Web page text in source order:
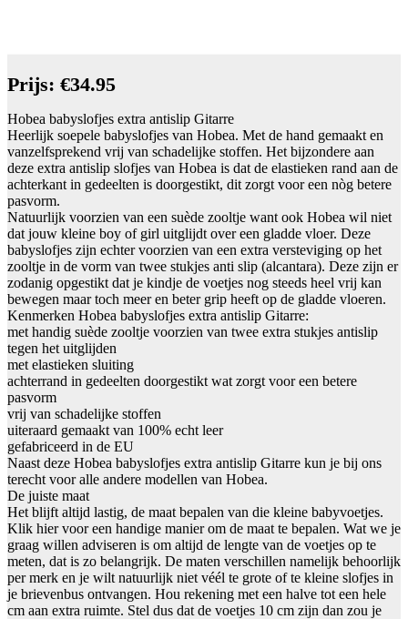
Prijs: €34.95
Hobea babyslofjes extra antislip Gitarre
Heerlijk soepele babyslofjes van Hobea. Met de hand gemaakt en
vanzelfsprekend vrij van schadelijke stoffen. Het bijzondere aan
deze extra antislip slofjes van Hobea is dat de elastieken rand aan de
achterkant in gedeelten is doorgestikt, dit zorgt voor een nòg betere
pasvorm.
Natuurlijk voorzien van een suède zooltje want ook Hobea wil niet
dat jouw kleine boy of girl uitglijdt over een gladde vloer. Deze
babyslofjes zijn echter voorzien van een extra versteviging op het
zooltje in de vorm van twee stukjes anti slip (alcantara). Deze zijn er
zodanig opgestikt dat je kindje de voetjes nog steeds heel vrij kan
bewegen maar toch meer en beter grip heeft op de gladde vloeren.
Kenmerken Hobea babyslofjes extra antislip Gitarre:
met handig suède zooltje voorzien van twee extra stukjes antislip
tegen het uitglijden
met elastieken sluiting
achterrand in gedeelten doorgestikt wat zorgt voor een betere
pasvorm
vrij van schadelijke stoffen
uiteraard gemaakt van 100% echt leer
gefabriceerd in de EU
Naast deze Hobea babyslofjes extra antislip Gitarre kun je bij ons
terecht voor alle andere modellen van Hobea.
De juiste maat
Het blijft altijd lastig, de maat bepalen van die kleine babyvoetjes.
Klik hier voor een handige manier om de maat te bepalen. Wat we je
graag willen adviseren is om altijd de lengte van de voetjes op te
meten, dat is zo belangrijk. De maten verschillen namelijk behoorlijk
per merk en je wilt natuurlijk niet véél te grote of te kleine slofjes in
je brievenbus ontvangen. Hou rekening met een halve tot een hele
cm aan extra ruimte. Stel dus dat de voetjes 10 cm zijn dan zou je